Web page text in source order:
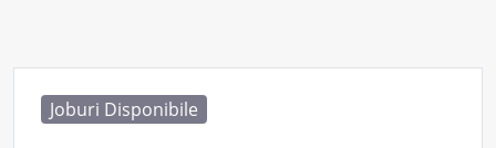
Joburi Disponibile